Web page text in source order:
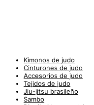
Kimonos de judo
Cinturones de judo
Accesorios de judo
Tejidos de judo
Jiu-jitsu brasileño
Sambo